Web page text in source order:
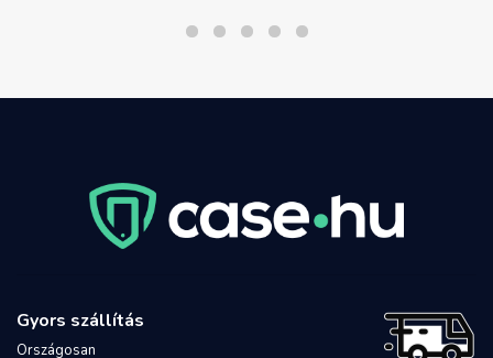
Gyors szállítás
Országosan